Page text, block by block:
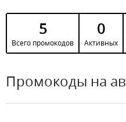
5
Всего промокодов
0
Активных
Промокоды на